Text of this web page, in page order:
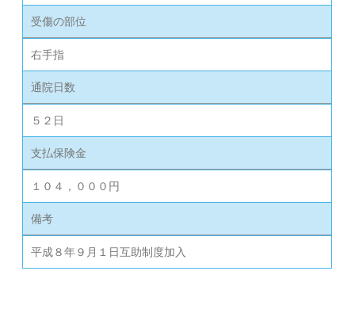
受傷の部位
右手指
通院日数
５２日
支払保険金
１０４，０００円
備考
平成８年９月１日互助制度加入